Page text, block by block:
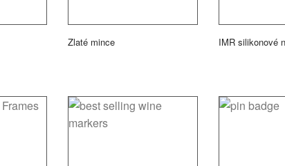
Zlaté mince IMR silikonové